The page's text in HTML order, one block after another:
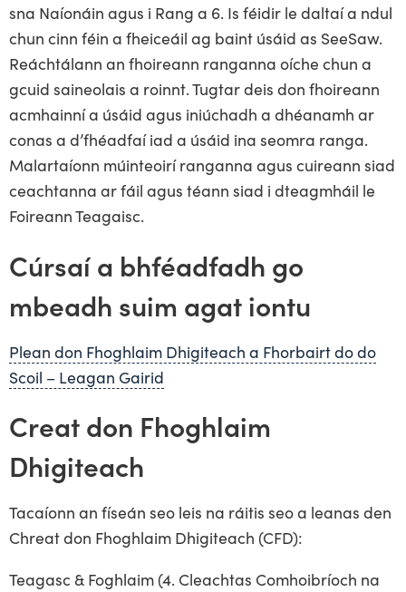
sna Naíonáin agus i Rang a 6. Is féidir le daltaí a ndul
chun cinn féin a fheiceáil ag baint úsáid as SeeSaw.
Reáchtálann an fhoireann ranganna oíche chun a
gcuid saineolais a roinnt. Tugtar deis don fhoireann
acmhainní a úsáid agus iniúchadh a dhéanamh ar
conas a d’fhéadfaí iad a úsáid ina seomra ranga.
Malartaíonn múinteoirí ranganna agus cuireann siad
ceachtanna ar fáil agus téann siad i dteagmháil le
Foireann Teagaisc.
Cúrsaí a bhféadfadh go
mbeadh suim agat iontu
Plean don Fhoghlaim Dhigiteach a Fhorbairt do do
Scoil – Leagan Gairid
Creat don Fhoghlaim
Dhigiteach
Tacaíonn an físeán seo leis na ráitis seo a leanas den
Chreat don Fhoghlaim Dhigiteach (CFD):
Teagasc & Foghlaim (4. Cleachtas Comhoibríoch na